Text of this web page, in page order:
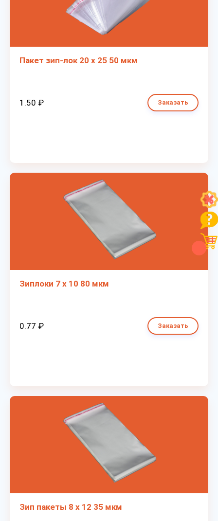
Пакет зип-лок 20 х 25 50 мкм
1.50 ₽ Заказать
Зиплоки 7 х 10 80 мкм
0.77 ₽ Заказать
Зип пакеты 8 х 12 35 мкм